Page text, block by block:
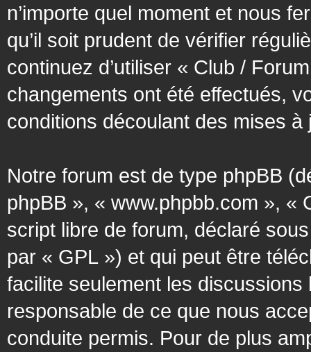
n’importe quel moment et nous
qu’il soit prudent de vérifier
continuez d’utiliser « Club /
changements ont été effectués,
conditions découlant des mises
Notre forum est de type phpBB
phpBB », « www.phpbb.com », «
script libre de forum, déclaré
par « GPL ») et qui peut être
facilite seulement les
responsable de ce que nous
conduite permis. Pour de plus